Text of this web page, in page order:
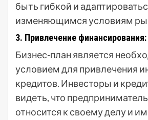
быть гибкой и
изменяющимся условиям
3. Привлечение финансирования:
Бизнес-план является
условием для привлечения
кредитов. Инвесторы и
видеть, что
относится к своему делу и